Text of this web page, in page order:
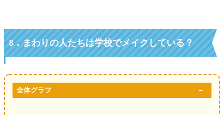
8．まわりの人たちは学校でメイクしている？
全体グラフ